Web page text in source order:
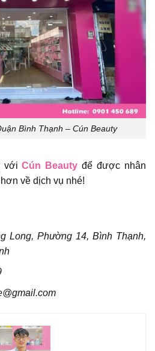
Bình Thạnh – Cún Beauty
vớiCún Beauty để được nhân
về dịch vụ nhé!
Long, Phường 14, Bình Thạnh,